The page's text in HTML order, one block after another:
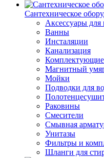
Сантехническое
Аксессуары
Ванны
Инсталяции
Канализация
Комплектующие
Магнитный
Мойки
Подводки для
Раковины
Смесители
Смывная
Унитазы
Фильтры и
Шланги для